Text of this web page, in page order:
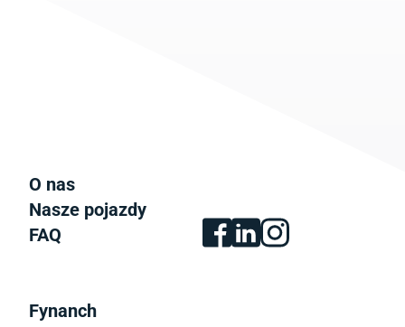
O nas
Nasze pojazdy
FAQ
Fynanch